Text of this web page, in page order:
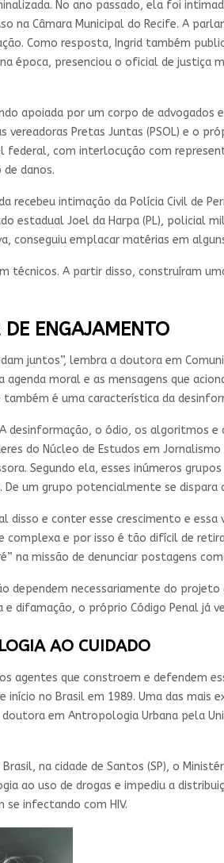
No ano passado, ela foi
na Câmara Municipal do Recife. A
Como resposta, Ingrid também
época, presenciou o oficial de justiça
apoiada por um corpo de advogados
vereadoras Pretas Juntas (PSOL) e o
com interlocução com
danos.
recebeu intimação da Polícia Civil de
estadual Joel da Harpa (PL), policial
conseguiu emplacar matérias em
técnicos. A partir disso, construíram
ENGAJAMENTO
juntos”, lembra a doutora em
agenda moral e as mensagens que
é uma característica da
desinformação, o ódio, os algoritmos
do Núcleo de Estudos em
Segundo ela, esses inúmeros
um grupo potencialmente se dispara
disso e conter esse crescimento e
e por isso é tão difícil de
na missão de denunciar postagens
dependem necessariamente do
e difamação, o próprio Código Penal já
AO CUIDADO
agentes que constroem e defendem
início no Brasil em 1989. Uma das
doutora em Antropologia Urbana pela
na cidade de Santos (SP), o
ao uso de drogas e impediu a
se infectando com HIV.